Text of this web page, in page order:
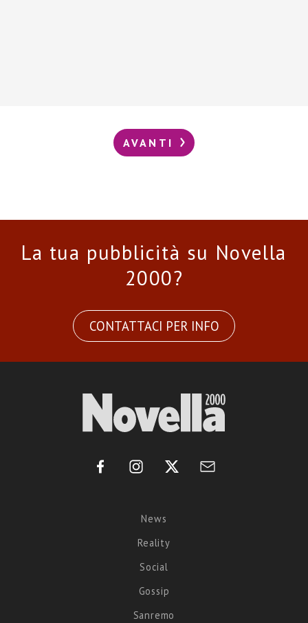
AVANTI
La tua pubblicità su Novella
2000?
CONTATTACI PER INFO
News
Reality
Social
Gossip
Sanremo